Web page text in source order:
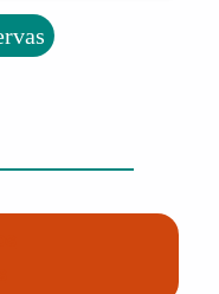
cantidad